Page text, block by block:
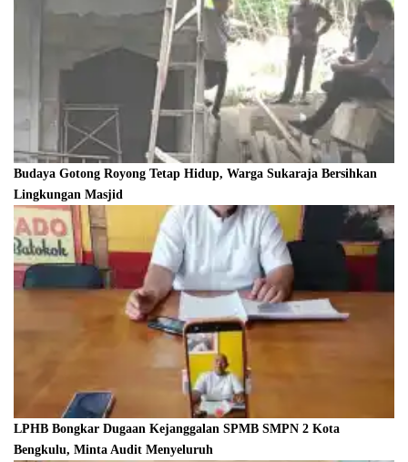
Budaya Gotong Royong Tetap Hidup, Warga Sukaraja Bersihkan
Lingkungan Masjid
LPHB Bongkar Dugaan Kejanggalan SPMB SMPN 2 Kota
Bengkulu, Minta Audit Menyeluruh